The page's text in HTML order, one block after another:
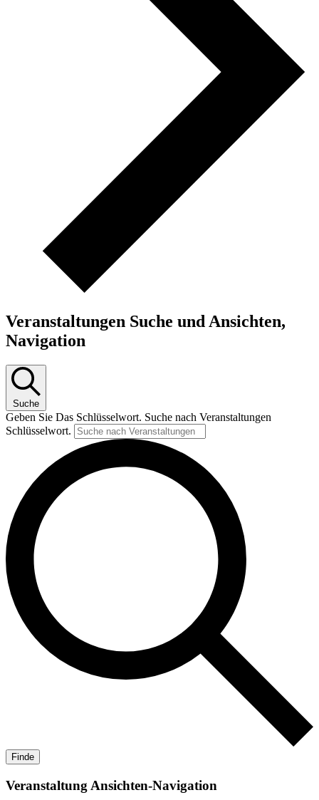
Veranstaltungen Suche und Ansichten,
Navigation
Suche
Geben Sie Das Schlüsselwort. Suche nach Veranstaltungen
Schlüsselwort.
Finde
Veranstaltung Ansichten-Navigation